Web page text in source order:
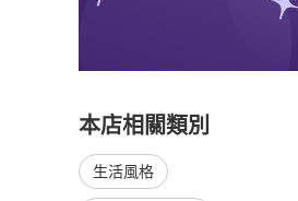
本店相關類別
生活風格